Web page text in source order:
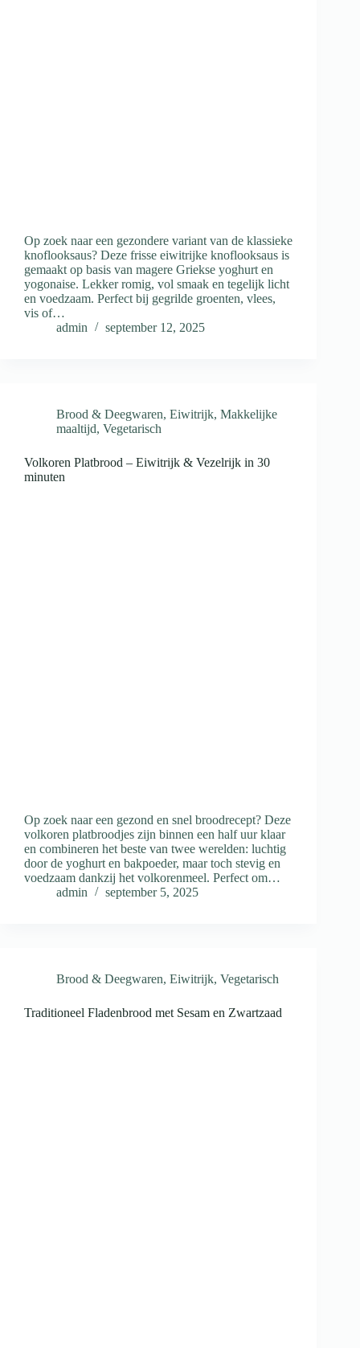
Op zoek naar een gezondere variant van de klassieke
knoflooksaus? Deze frisse eiwitrijke knoflooksaus is
gemaakt op basis van magere Griekse yoghurt en
yogonaise. Lekker romig, vol smaak en tegelijk licht
en voedzaam. Perfect bij gegrilde groenten, vlees,
vis of…
admin
september 12, 2025
Brood & Deegwaren, Eiwitrijk, Makkelijke
maaltijd, Vegetarisch
Volkoren Platbrood – Eiwitrijk & Vezelrijk in 30
minuten
Op zoek naar een gezond en snel broodrecept? Deze
volkoren platbroodjes zijn binnen een half uur klaar
en combineren het beste van twee werelden: luchtig
door de yoghurt en bakpoeder, maar toch stevig en
voedzaam dankzij het volkorenmeel. Perfect om…
admin
september 5, 2025
Brood & Deegwaren, Eiwitrijk, Vegetarisch
Traditioneel Fladenbrood met Sesam en Zwartzaad